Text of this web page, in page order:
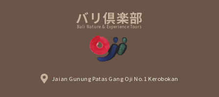
バリ倶楽部
Bali Nature & Experience Tours
Jaian Gunung Patas Gang Oji No.1 Kerobokan